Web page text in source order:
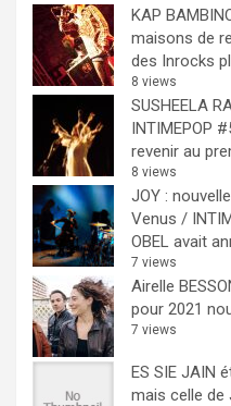
KAP
maisons de
des Inrocks
8 views
SUSHEELA
INTIMEPOP
revenir au
8 views
JOY :
Venus /
OBEL avait
7 views
Airelle
pour 2021
7 views
ES SIE JAIN
mais celle de